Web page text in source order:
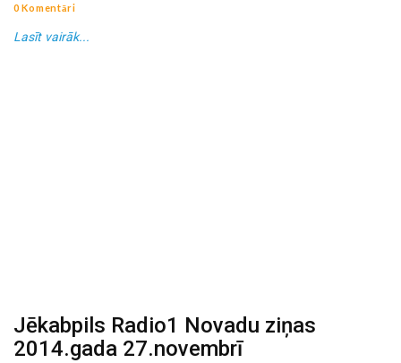
0 Komentāri
Lasīt vairāk...
Jēkabpils Radio1 Novadu ziņas
2014.gada 27.novembrī